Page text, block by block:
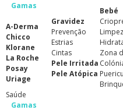
Gamas
A-Derma
Chicco
Klorane
La Roche
Posay
Uriage
Gravidez
Prevenção
Estrias
Cintas
Pele Irritada
Pele Atópica
Bebé
Zona
Saúde
Gamas